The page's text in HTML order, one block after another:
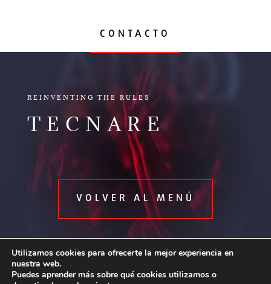
CONTACTO AUDIO
REINVENTING THE RULES
TECNARE
VOLVER AL MENÚ
Utilizamos cookies para ofrecerte la mejor experiencia en
nuestra web.
Puedes aprender más sobre qué cookies utilizamos o